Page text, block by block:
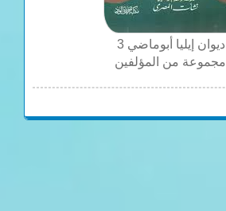
ديوان إيليا أبوماضي 3
مجموعة من المؤلفين